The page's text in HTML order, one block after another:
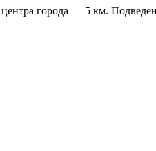
города — 5 км.